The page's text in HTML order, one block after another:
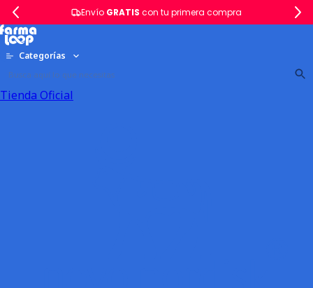
Envío GRATIS con tu primera compra
Categorías
Tienda Oficial